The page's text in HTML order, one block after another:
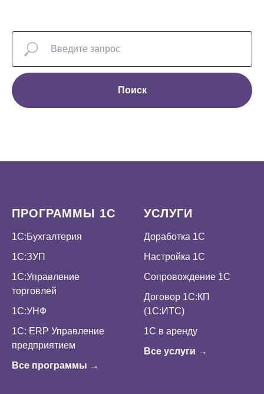
Поиск
ПРОГРАММЫ 1С
1С:Бухгалтерия
1С:ЗУП
1С:Управление
торговлей
1С:УНФ
1С: ERP Управление
предприятием
Все программы →
УСЛУГИ
Доработка 1С
Настройка 1С
Сопровождение 1С
Договор 1С:КП
(1С:ИТС)
1С в аренду
Все услуги →